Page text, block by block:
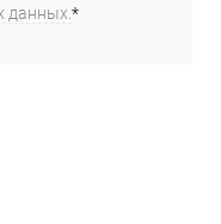
данных. *